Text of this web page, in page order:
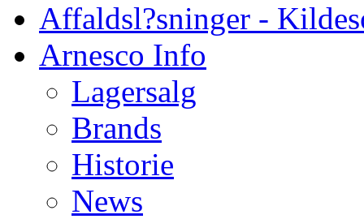
Affaldsl?sninger -
Arnesco Info
Lagersalg
Brands
Historie
News